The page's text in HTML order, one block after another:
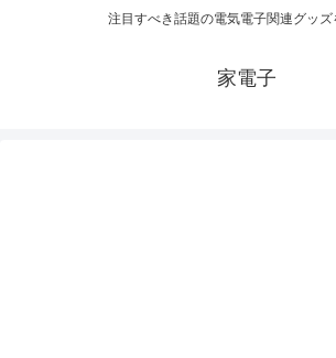
注目すべき話題の電気電子関連グッズ
家電子